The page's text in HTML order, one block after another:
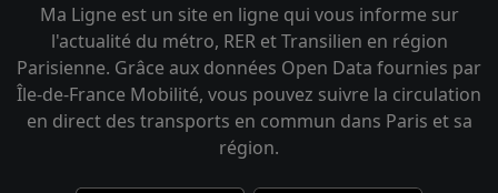
Ma Ligne est un site en ligne qui vous informe sur
l'actualité du métro, RER et Transilien en région
Parisienne. Grâce aux données Open Data fournies par
Île-de-France Mobilité, vous pouvez suivre la circulation
en direct des transports en commun dans Paris et sa
région.